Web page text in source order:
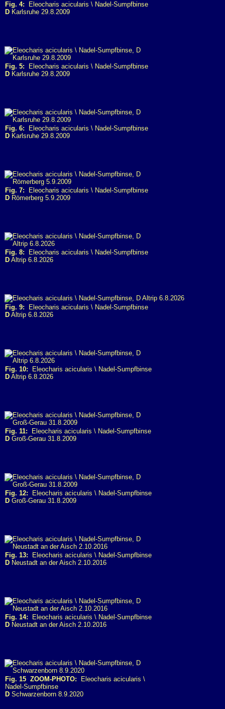
Fig. 4: Eleocharis acicularis \ Nadel-Sumpfbinse
D Karlsruhe 29.8.2009
Fig. 5: Eleocharis acicularis \ Nadel-Sumpfbinse
D Karlsruhe 29.8.2009
Fig. 6: Eleocharis acicularis \ Nadel-Sumpfbinse
D Karlsruhe 29.8.2009
Fig. 7: Eleocharis acicularis \ Nadel-Sumpfbinse
D Römerberg 5.9.2009
Fig. 8: Eleocharis acicularis \ Nadel-Sumpfbinse
D Altrip 6.8.2026
Fig. 9: Eleocharis acicularis \ Nadel-Sumpfbinse
D Altrip 6.8.2026
Fig. 10: Eleocharis acicularis \ Nadel-Sumpfbinse
D Altrip 6.8.2026
Fig. 11: Eleocharis acicularis \ Nadel-Sumpfbinse
D Groß-Gerau 31.8.2009
Fig. 12: Eleocharis acicularis \ Nadel-Sumpfbinse
D Groß-Gerau 31.8.2009
Fig. 13: Eleocharis acicularis \ Nadel-Sumpfbinse
D Neustadt an der Aisch 2.10.2016
Fig. 14: Eleocharis acicularis \ Nadel-Sumpfbinse
D Neustadt an der Aisch 2.10.2016
Fig. 15 ZOOM-PHOTO: Eleocharis acicularis \
Nadel-Sumpfbinse
D Schwarzenborn 8.9.2020